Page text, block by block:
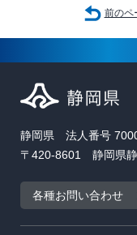
前のペ
静岡県 法人番号
〒420-8601 静岡県
各種お問い合わせ